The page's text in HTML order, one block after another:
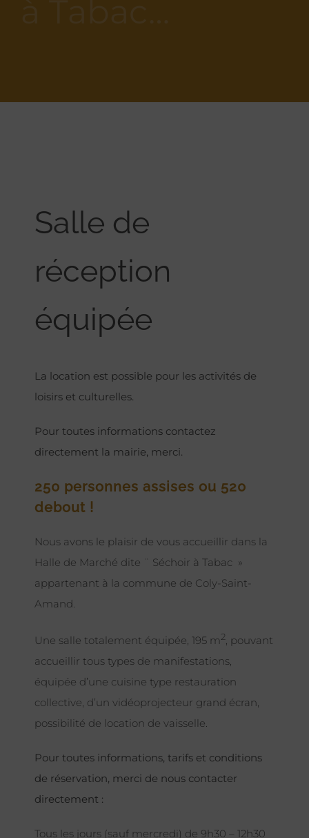
Salle de
réception
équipée
La location est possible pour les activités de
loisirs et culturelles.
Pour toutes informations contactez
directement la mairie, merci.
250 personnes assises ou 520
debout !
Nous avons le plaisir de vous accueillir dans la
Halle de Marché dite ¨ Séchoir à Tabac »
appartenant à la commune de Coly-Saint-
Amand.
Une salle totalement équipée, 195 m2 , pouvant
accueillir tous types de manifestations,
équipée d’une cuisine type restauration
collective, d’un vidéoprojecteur grand écran,
possibilité de location de vaisselle.
Pour toutes informations, tarifs et conditions
de réservation, merci de nous contacter
directement :
Tous les jours (sauf mercredi) de 9h30 – 12h30